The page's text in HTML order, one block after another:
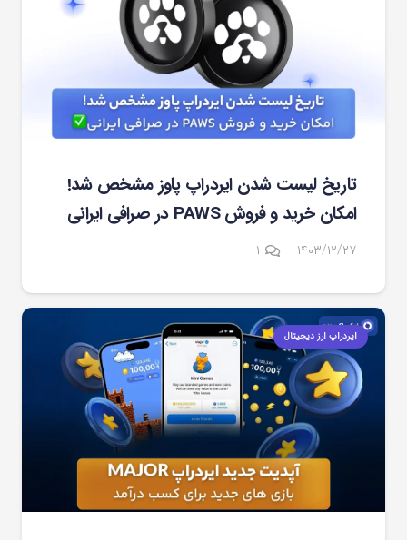
تاریخ لیست شدن ایردراپ پاوز مشخص شد!
امکان خرید و فروش PAWS در صرافی ایرانی
۱۴۰۳/۱۲/۲۷ ۱دیدگاه
ایردراپ ارز دیجیتال